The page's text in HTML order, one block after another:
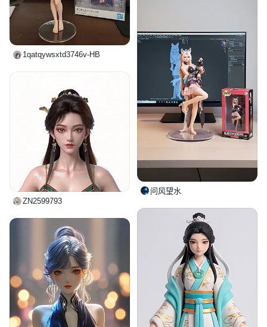
1qatqywsxtd3746v-HB
问风望水
ZN2599793